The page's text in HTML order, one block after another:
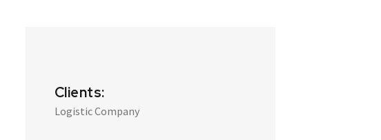
Clients:
Logistic Company